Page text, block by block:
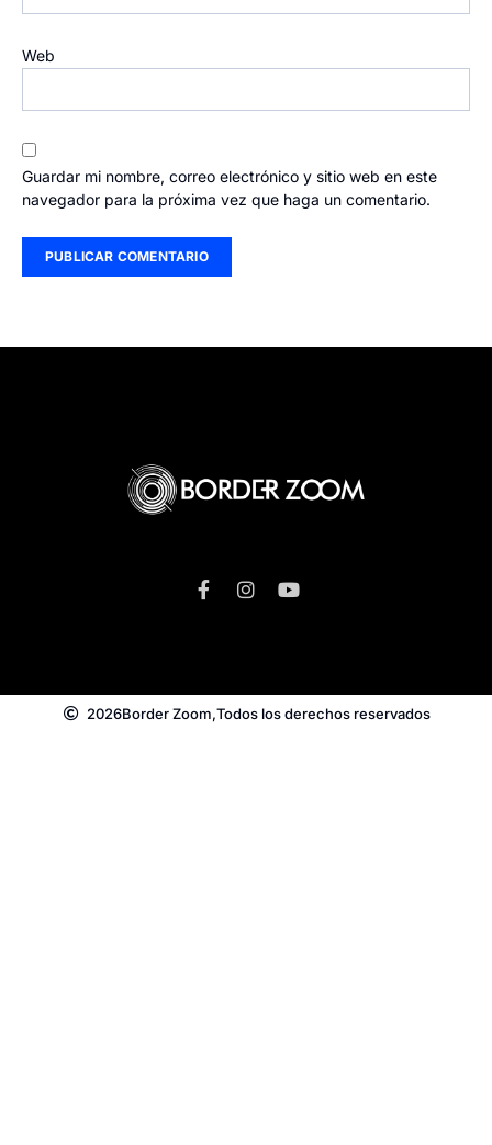
Web
Guardar mi nombre, correo electrónico y sitio web en este
navegador para la próxima vez que haga un comentario.
2026Border Zoom,Todos los derechos reservados